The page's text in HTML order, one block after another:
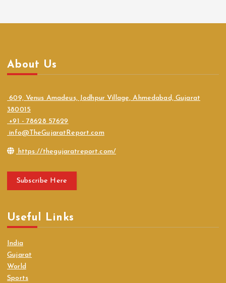
About Us
609, Venus Amadeus, Jodhpur Village, Ahmedabad, Gujarat
380015
+91 - 78628 57629
info@TheGujaratReport.com
https://thegujaratreport.com/
Subscribe Here
Useful Links
India
Gujarat
World
Sports